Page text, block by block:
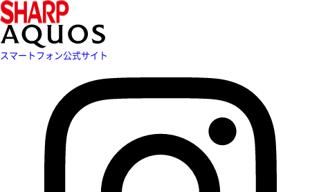
スマートフォン公式サイト